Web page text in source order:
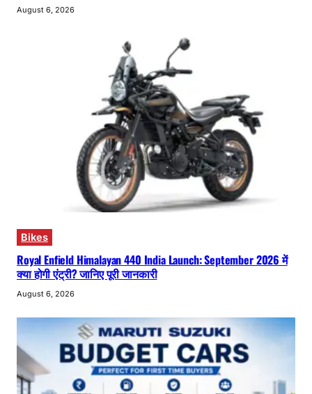
August 6, 2026
Bikes
Royal Enfield Himalayan 440 India Launch: September 2026 में
क्या होगी एंट्री? जानिए पूरी जानकारी
August 6, 2026